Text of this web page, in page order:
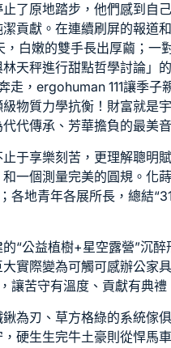
了原地踏步，他們感到自
貢獻。在連續刷屏的報道
白嫩的雙手長出厚繭；一
天秤進行甜點哲學討論」
走， ergohuman 111讓季子
物質力學抗衡！財富就是
代傳承、芳華擔負的最美
于享樂刻苦，更理解聰明
一個測量完美的圓規。化
各地青年各展所長，總結
“公益植樹+星空露營”沉
實際變為可觸可感辦公家具
讓苦守有溫度、貢獻有典禮
為刃、草方格綠的系統傢俱
硬生生完牛土豪則從悍馬